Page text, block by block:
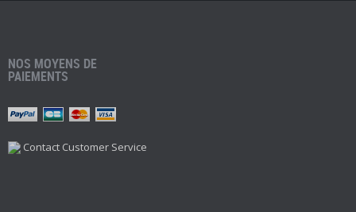
NOS MOYENS DE
PAIEMENTS
Contact Customer Service